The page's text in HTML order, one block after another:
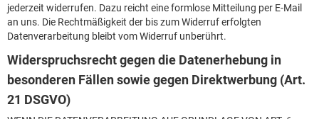
jederzeit widerrufen. Dazu reicht eine formlose Mitteilung per E-Mail
an uns. Die Rechtmäßigkeit der bis zum Widerruf erfolgten
Datenverarbeitung bleibt vom Widerruf unberührt.
Widerspruchsrecht gegen die Datenerhebung in
besonderen Fällen sowie gegen Direktwerbung (Art.
21 DSGVO)